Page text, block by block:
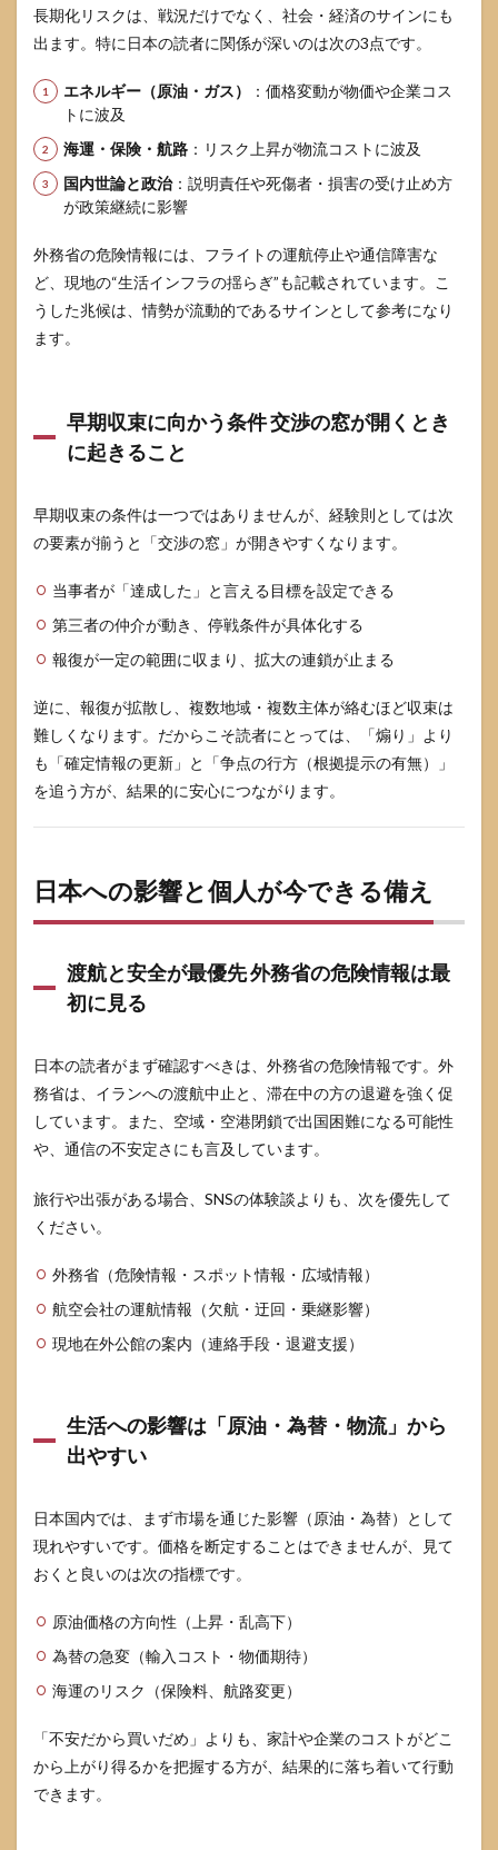
長期化リスクは、戦況だけでなく、社会・経済のサインにも
出ます。特に日本の読者に関係が深いのは次の3点です。
エネルギー（原油・ガス）
：価格変動が物価や企業コス
トに波及
海運・保険・航路 ：リスク上昇が物流コストに波及
国内世論と政治：説明責任や死傷者・損害の受け止め方
が政策継続に影響
外務省の危険情報には、フライトの運航停止や通信障害な
ど、現地の“生活インフラの揺らぎ”も記載されています。こ
うした兆候は、情勢が流動的であるサインとして参考になり
ます。
早期収束に向かう条件 交渉の窓が開くとき
に起きること
早期収束の条件は一つではありませんが、経験則としては次
の要素が揃うと「交渉の窓」が開きやすくなります。
当事者が「達成した」と言える目標を設定できる
第三者の仲介が動き、停戦条件が具体化する
報復が一定の範囲に収まり、拡大の連鎖が止まる
逆に、報復が拡散し、複数地域・複数主体が絡むほど収束は
難しくなります。だからこそ読者にとっては、「煽り」より
も「確定情報の更新」と「争点の行方（根拠提示の有無）」
を追う方が、結果的に安心につながります。
日本への影響と個人が今できる備え
渡航と安全が最優先 外務省の危険情報は最
初に見る
日本の読者がまず確認すべきは、外務省の危険情報です。外
務省は、イランへの渡航中止と、滞在中の方の退避を強く促
しています。また、空域・空港閉鎖で出国困難になる可能性
や、通信の不安定さにも言及しています。
旅行や出張がある場合、SNSの体験談よりも、次を優先して
ください。
外務省（危険情報・スポット情報・広域情報）
航空会社の運航情報（欠航・迂回・乗継影響）
現地在外公館の案内（連絡手段・退避支援）
生活への影響は「原油・為替・物流」から
出やすい
日本国内では、まず市場を通じた影響（原油・為替）として
現れやすいです。価格を断定することはできませんが、見て
おくと良いのは次の指標です。
原油価格の方向性（上昇・乱高下）
為替の急変（輸入コスト・物価期待）
海運のリスク（保険料、航路変更）
「不安だから買いだめ」よりも、家計や企業のコストがどこ
から上がり得るかを把握する方が、結果的に落ち着いて行動
できます。